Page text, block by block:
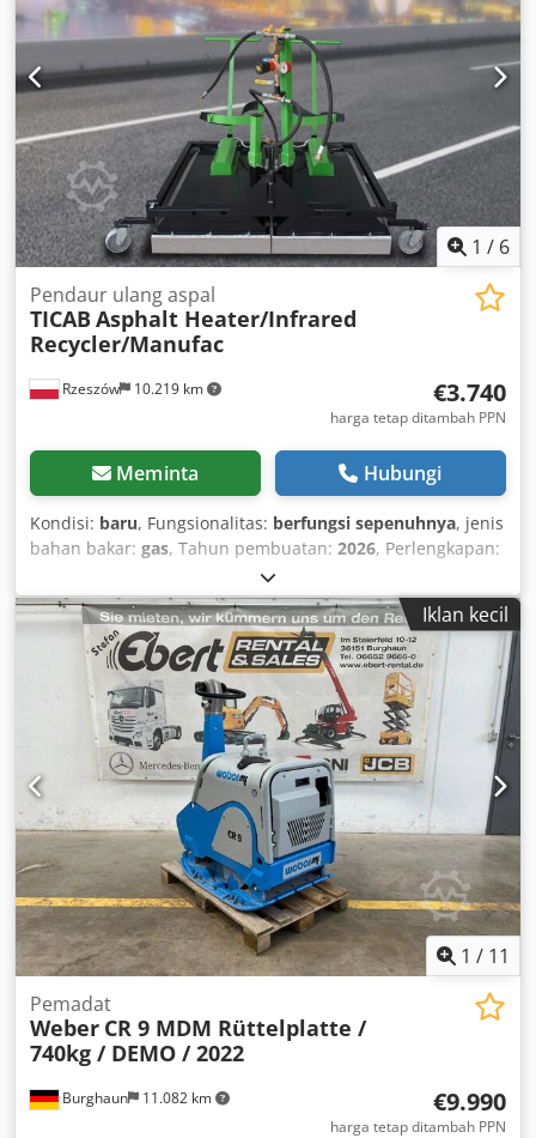
1 / 6
Rzeszów 10.219 km
Pendaur ulang aspal
TICAB Asphalt Heater/Infrared
Recycler/Manufac
€3.740
harga tetap ditambah PPN
Meminta Hubungi
Kondisi: baru, Fungsionalitas: berfungsi sepenuhnya, jenis
bahan bakar: gas, Tahun pembuatan: 2026, Perlengkapan:
, Infrared-Asphalt-Heater-MIRA-1 Chedpfx
Aeq Rcrqoknja
Iklan kecil
1 / 11
Burghaun 11.082 km
Pemadat
Weber CR 9 MDM Rüttelplatte /
740kg / DEMO / 2022
€9.990
harga tetap ditambah PPN